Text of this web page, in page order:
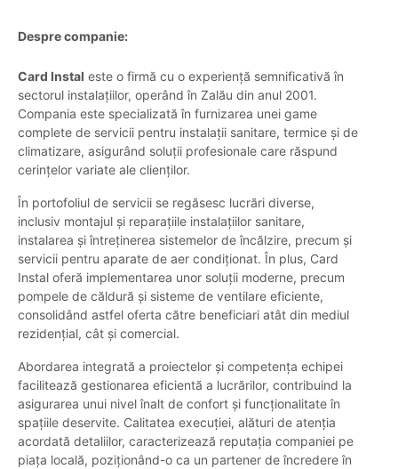
Despre companie:
Card Instal este o firmă cu o experiență semnificativă în
sectorul instalațiilor, operând în Zalău din anul 2001.
Compania este specializată în furnizarea unei game
complete de servicii pentru instalații sanitare, termice și de
climatizare, asigurând soluții profesionale care răspund
cerințelor variate ale clienților.
În portofoliul de servicii se regăsesc lucrări diverse,
inclusiv montajul și reparațiile instalațiilor sanitare,
instalarea și întreținerea sistemelor de încălzire, precum și
servicii pentru aparate de aer condiționat. În plus, Card
Instal oferă implementarea unor soluții moderne, precum
pompele de căldură și sisteme de ventilare eficiente,
consolidând astfel oferta către beneficiari atât din mediul
rezidențial, cât și comercial.
Abordarea integrată a proiectelor și competența echipei
facilitează gestionarea eficientă a lucrărilor, contribuind la
asigurarea unui nivel înalt de confort și funcționalitate în
spațiile deservite. Calitatea execuției, alături de atenția
acordată detaliilor, caracterizează reputația companiei pe
piața locală, poziționând-o ca un partener de încredere în